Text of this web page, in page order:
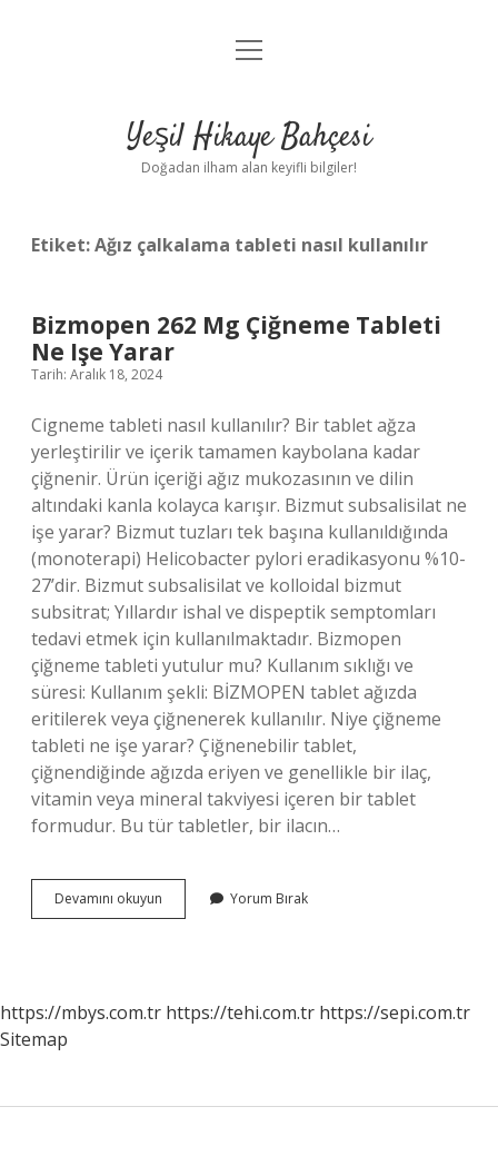
Anasayfa
Yasal Uyarı
menüyü
Yeşil Hikaye Bahçesi
Doğadan ilham alan keyifli bilgiler!
Etiket:Ağız çalkalama tableti nasıl kullanılır
Bizmopen 262 Mg Çiğneme Tableti
Ne Işe Yarar
Tarih: Aralık 18, 2024
Cigneme tableti nasıl kullanılır? Bir tablet ağza
yerleştirilir ve içerik tamamen kaybolana kadar
çiğnenir. Ürün içeriği ağız mukozasının ve dilin
altındaki kanla kolayca karışır. Bizmut subsalisilat ne
işe yarar? Bizmut tuzları tek başına kullanıldığında
(monoterapi) Helicobacter pylori eradikasyonu %10-
27’dir. Bizmut subsalisilat ve kolloidal bizmut
subsitrat; Yıllardır ishal ve dispeptik semptomları
tedavi etmek için kullanılmaktadır. Bizmopen
çiğneme tableti yutulur mu? Kullanım sıklığı ve
süresi: Kullanım şekli: BİZMOPEN tablet ağızda
eritilerek veya çiğnenerek kullanılır. Niye çiğneme
tableti ne işe yarar? Çiğnenebilir tablet,
çiğnendiğinde ağızda eriyen ve genellikle bir ilaç,
vitamin veya mineral takviyesi içeren bir tablet
formudur. Bu tür tabletler, bir ilacın…
Devamını okuyun Bizmopen
262
Işe
Yorum Bırak
https://mbys.com.tr https://tehi.com.tr https://sepi.com.tr
Sitemap